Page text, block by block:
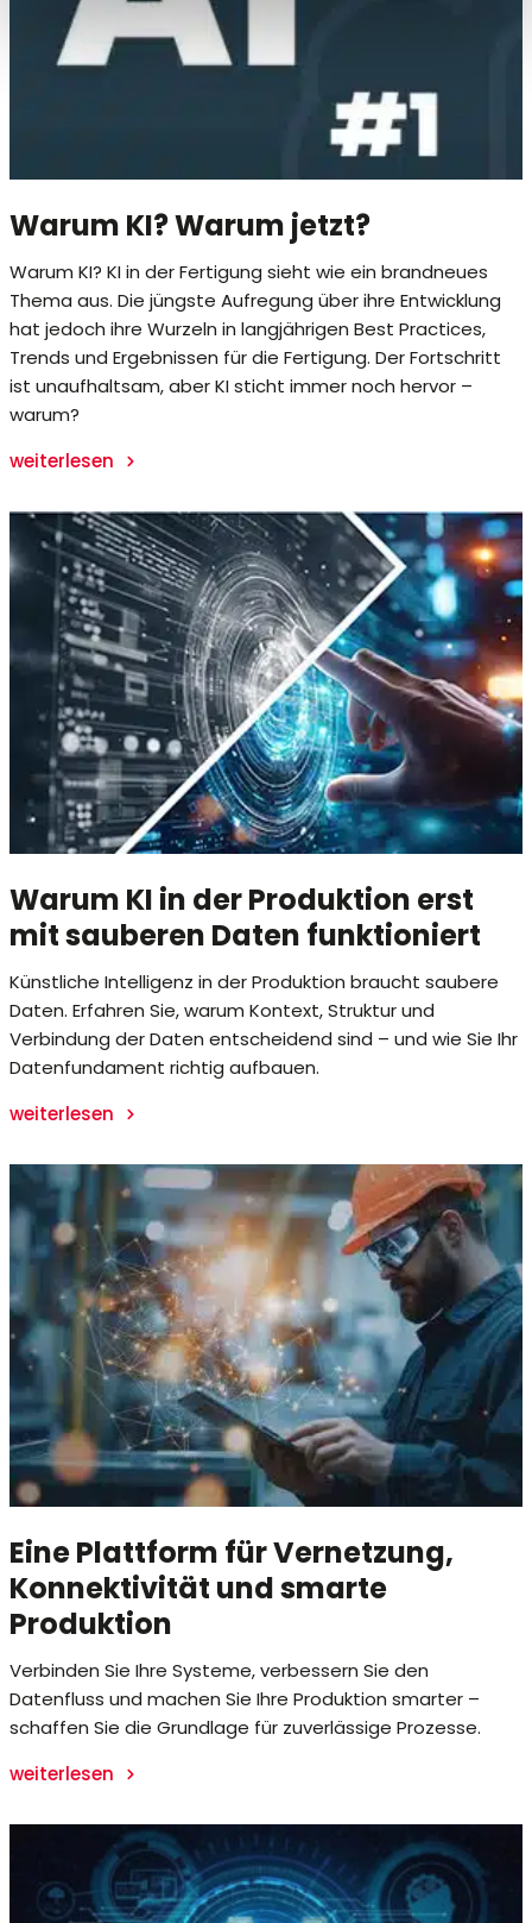
Warum KI? Warum jetzt?
Warum KI? KI in der Fertigung sieht wie ein brandneues
Thema aus. Die jüngste Aufregung über ihre Entwicklung
hat jedoch ihre Wurzeln in langjährigen Best Practices,
Trends und Ergebnissen für die Fertigung. Der Fortschritt
ist unaufhaltsam, aber KI sticht immer noch hervor –
warum?
weiterlesen
Warum KI in der Produktion erst
mit sauberen Daten funktioniert
Künstliche Intelligenz in der Produktion braucht saubere
Daten. Erfahren Sie, warum Kontext, Struktur und
Verbindung der Daten entscheidend sind – und wie Sie Ihr
Datenfundament richtig aufbauen.
weiterlesen
Eine Plattform für Vernetzung,
Konnektivität und smarte
Produktion
Verbinden Sie Ihre Systeme, verbessern Sie den
Datenfluss und machen Sie Ihre Produktion smarter –
schaffen Sie die Grundlage für zuverlässige Prozesse.
weiterlesen